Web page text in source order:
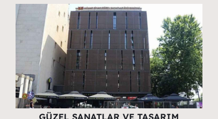
GÜZEL SANATLAR VE TASARIM